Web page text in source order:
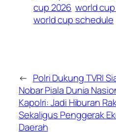
cup 2026 world
world cup schedule
← Polri Dukung TVRI
Nobar Piala Dunia
Kapolri: Jadi Hiburan
Sekaligus Penggerak
Daerah